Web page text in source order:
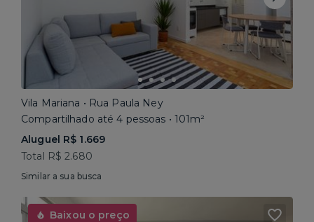
Vila Mariana • Rua Paula Ney
Compartilhado até 4 pessoas • 101m²
Aluguel R$ 1.669
Total R$ 2.680
Similar a sua busca
Baixou o preço